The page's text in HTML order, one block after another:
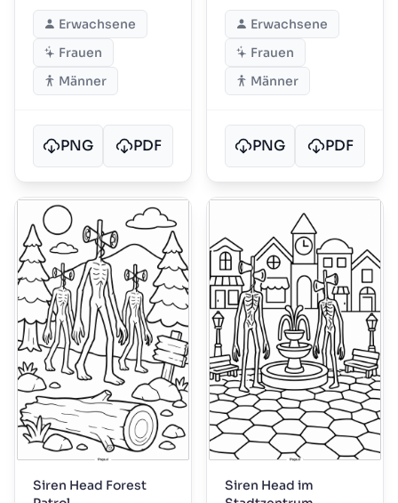
Erwachsene
Frauen
Männer
PNG PDF
Erwachsene
Frauen
Männer
PNG PDF
Siren Head Forest
Siren Head im